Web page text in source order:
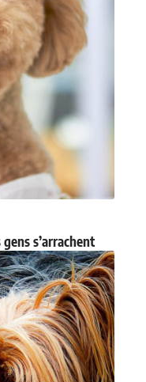
s’arrachent